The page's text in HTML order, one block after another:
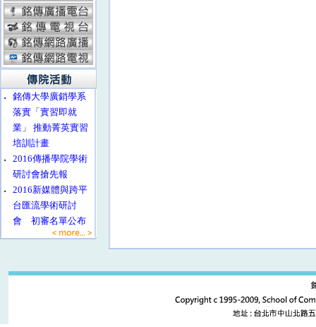
‧
銘傳大學廣銷學系
落實「實習即就
業」 推動菁英實習
培訓計畫
‧
2016傳播學院學術
研討會搶先報
‧
2016新媒體與跨平
台匯流學術研討
會 初審名單公布